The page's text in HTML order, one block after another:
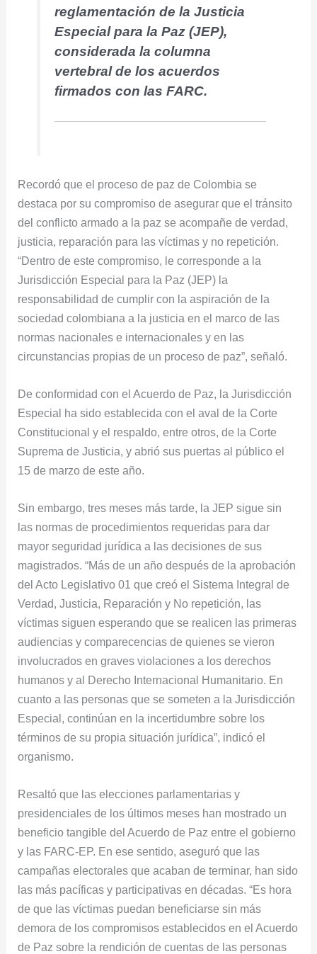
reglamentación de la Justicia
Especial para la Paz (JEP),
considerada la columna
vertebral de los acuerdos
firmados con las FARC.
Recordó que el proceso de paz de Colombia se
destaca por su compromiso de asegurar que el tránsito
del conflicto armado a la paz se acompañe de verdad,
justicia, reparación para las víctimas y no repetición.
“Dentro de este compromiso, le corresponde a la
Jurisdicción Especial para la Paz (JEP) la
responsabilidad de cumplir con la aspiración de la
sociedad colombiana a la justicia en el marco de las
normas nacionales e internacionales y en las
circunstancias propias de un proceso de paz”, señaló.
De conformidad con el Acuerdo de Paz, la Jurisdicción
Especial ha sido establecida con el aval de la Corte
Constitucional y el respaldo, entre otros, de la Corte
Suprema de Justicia, y abrió sus puertas al público el
15 de marzo de este año.
Sin embargo, tres meses más tarde, la JEP sigue sin
las normas de procedimientos requeridas para dar
mayor seguridad jurídica a las decisiones de sus
magistrados. “Más de un año después de la aprobación
del Acto Legislativo 01 que creó el Sistema Integral de
Verdad, Justicia, Reparación y No repetición, las
víctimas siguen esperando que se realicen las primeras
audiencias y comparecencias de quienes se vieron
involucrados en graves violaciones a los derechos
humanos y al Derecho Internacional Humanitario. En
cuanto a las personas que se someten a la Jurisdicción
Especial, continúan en la incertidumbre sobre los
términos de su propia situación jurídica”, indicó el
organismo.
Resaltó que las elecciones parlamentarias y
presidenciales de los últimos meses han mostrado un
beneficio tangible del Acuerdo de Paz entre el gobierno
y las FARC-EP. En ese sentido, aseguró que las
campañas electorales que acaban de terminar, han sido
las más pacíficas y participativas en décadas. “Es hora
de que las víctimas puedan beneficiarse sin más
demora de los compromisos establecidos en el Acuerdo
de Paz sobre la rendición de cuentas de las personas